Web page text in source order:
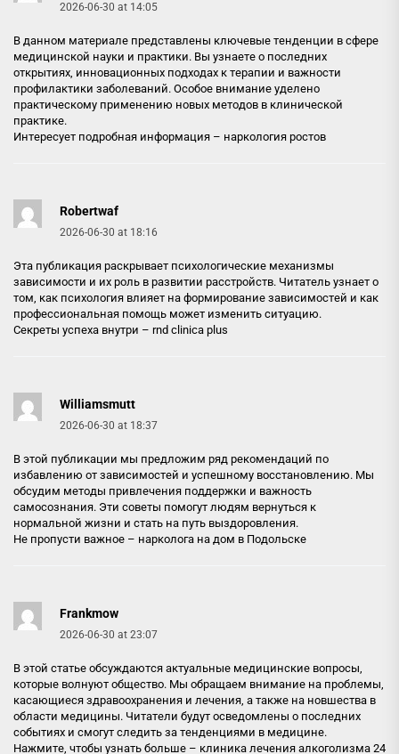
2026-06-30 at 14:05
В данном материале представлены ключевые тенденции в сфере
медицинской науки и практики. Вы узнаете о последних
открытиях, инновационных подходах к терапии и важности
профилактики заболеваний. Особое внимание уделено
практическому применению новых методов в клинической
практике.
Интересует подробная информация – наркология ростов
Robertwaf
2026-06-30 at 18:16
Эта публикация раскрывает психологические механизмы
зависимости и их роль в развитии расстройств. Читатель узнает о
том, как психология влияет на формирование зависимостей и как
профессиональная помощь может изменить ситуацию.
Секреты успеха внутри – rnd clinica plus
Williamsmutt
2026-06-30 at 18:37
В этой публикации мы предложим ряд рекомендаций по
избавлению от зависимостей и успешному восстановлению. Мы
обсудим методы привлечения поддержки и важность
самосознания. Эти советы помогут людям вернуться к
нормальной жизни и стать на путь выздоровления.
Не пропусти важное – нарколога на дом в Подольске
Frankmow
2026-06-30 at 23:07
В этой статье обсуждаются актуальные медицинские вопросы,
которые волнуют общество. Мы обращаем внимание на проблемы,
касающиеся здравоохранения и лечения, а также на новшества в
области медицины. Читатели будут осведомлены о последних
событиях и смогут следить за тенденциями в медицине.
Нажмите, чтобы узнать больше – клиника лечения алкоголизма 24